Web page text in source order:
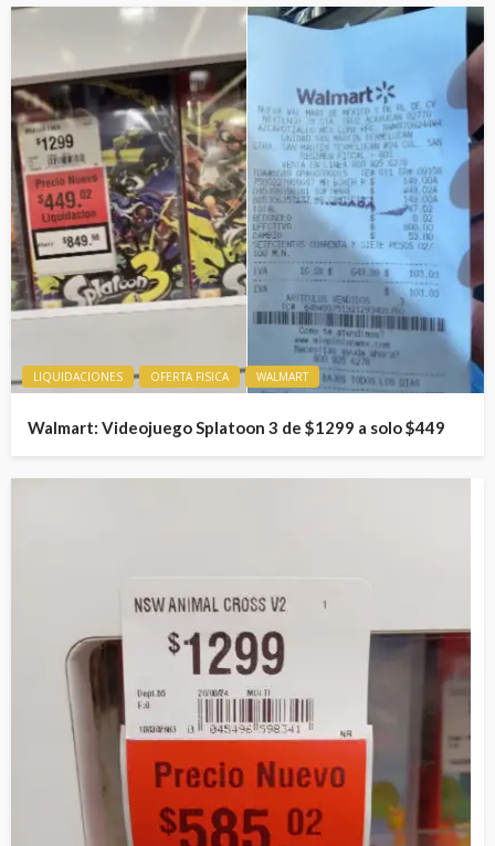
LIQUIDACIONES OFERTA FISICA WALMART
Walmart: Videojuego Splatoon 3 de $1299 a solo $449